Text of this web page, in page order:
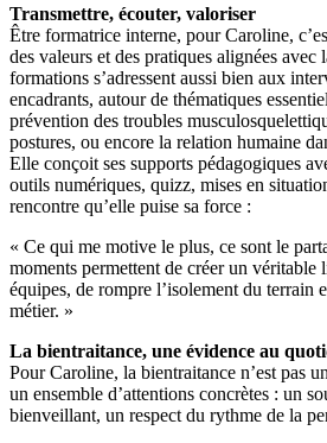
Transmettre, écouter, valoriser
Être formatrice interne, pour Caroline,
des valeurs et des pratiques alignées avec
formations s’adressent aussi bien aux
encadrants, autour de thématiques
prévention des troubles
postures, ou encore la relation humaine
Elle conçoit ses supports pédagogiques
outils numériques, quizz, mises en
rencontre qu’elle puise sa force :
« Ce qui me motive le plus, ce sont le
moments permettent de créer un véritable
équipes, de rompre l’isolement du terrain
métier. »
La bientraitance, une évidence au
Pour Caroline, la bientraitance n’est pas
un ensemble d’attentions concrètes : un
bienveillant, un respect du rythme de la